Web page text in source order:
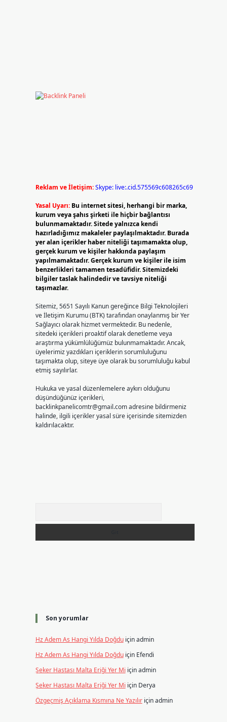
Reklam ve İletişim:Skype: live:.cid.575569c608265c69
Yasal Uyarı: Bu internet sitesi, herhangi bir marka,
kurum veya şahıs şirketi ile hiçbir bağlantısı
bulunmamaktadır. Sitede yalnızca kendi
hazırladığımız makaleler paylaşılmaktadır. Burada
yer alan içerikler haber niteliği taşımamakta olup,
gerçek kurum ve kişiler hakkında paylaşım
yapılmamaktadır. Gerçek kurum ve kişiler ile isim
benzerlikleri tamamen tesadüfidir. Sitemizdeki
bilgiler taslak halindedir ve tavsiye niteliği
taşımazlar.
Sitemiz, 5651 Sayılı Kanun gereğince Bilgi Teknolojileri
ve İletişim Kurumu (BTK) tarafından onaylanmış bir Yer
Sağlayıcı olarak hizmet vermektedir. Bu nedenle,
sitedeki içerikleri proaktif olarak denetleme veya
araştırma yükümlülüğümüz bulunmamaktadır. Ancak,
üyelerimiz yazdıkları içeriklerin sorumluluğunu
taşımakta olup, siteye üye olarak bu sorumluluğu kabul
etmiş sayılırlar.
Hukuka ve yasal düzenlemelere aykırı olduğunu
düşündüğünüz içerikleri,
backlinkpanelicomtr@gmail.comadresine bildirmeniz
halinde, ilgili içerikler yasal süre içerisinde sitemizden
kaldırılacaktır.
Son yorumlar
Hz Adem As Hangi Yılda Doğduiçinadmin
Hz Adem As Hangi Yılda Doğduiçin Efendi
Şeker Hastası Malta Eriği Yer Mi içinadmin
Şeker Hastası Malta Eriği Yer Mi için Derya
Özgeçmiş Açıklama Kısmına Ne Yazılıriçinadmin